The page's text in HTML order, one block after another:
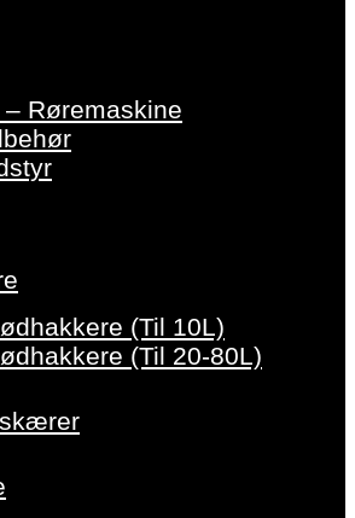
– Røremaskine
(Til 10L)
(Til 20-80L)